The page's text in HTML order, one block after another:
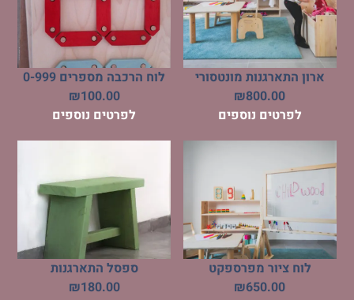
ארון התארגנות מונטסורי
₪800.00
לפרטים נוספים
לוח הרכבה מספרים 0-999
₪100.00
לפרטים נוספים
לוח ציור מפרספקט
₪650.00
ספסל התארגנות
₪180.00